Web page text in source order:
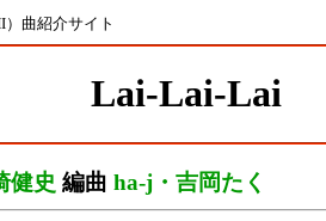
曲紹介サイト
Lai-Lai-Lai
健史 編曲 ha-j・吉岡たく